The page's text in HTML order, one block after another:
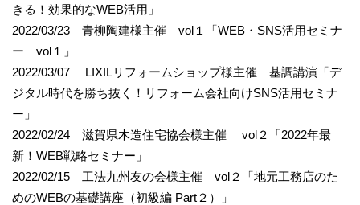
きる！効果的なWEB活用」
2022/03/23 青柳陶建様主催 vol１「WEB・SNS活用セミナ
ー vol１」
2022/03/07 LIXILリフォームショップ様主催 基調講演「デ
ジタル時代を勝ち抜く！リフォーム会社向けSNS活用セミナ
ー」
2022/02/24 滋賀県木造住宅協会様主催 vol２「2022年最
新！WEB戦略セミナー」
2022/02/15 工法九州友の会様主催 vol２「地元工務店のた
めのWEBの基礎講座（初級編 Part２）」